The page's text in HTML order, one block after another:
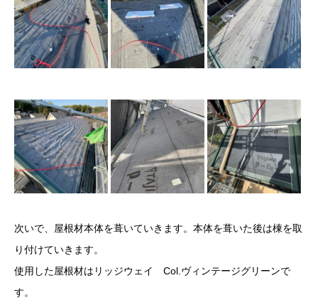
次いで、屋根材本体を葺いていきます。本体を葺いた後は棟を取
り付けていきます。
使用した屋根材はリッジウェイ Col.ヴィンテージグリーンで
す。